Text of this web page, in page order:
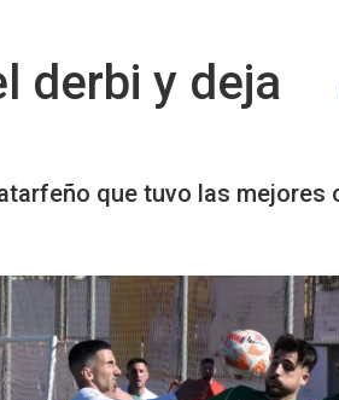
derbi y deja
que tuvo las mejores